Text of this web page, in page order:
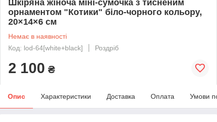
Шкіряна жіноча міні-сумочка з тисненим
орнаментом "Котики" біло-чорного кольору,
20×14×6 см
Немає в наявності
Код: lod-64[white+black]
Роздріб
2 100 ₴
Опис Характеристики Доставка Оплата Умови